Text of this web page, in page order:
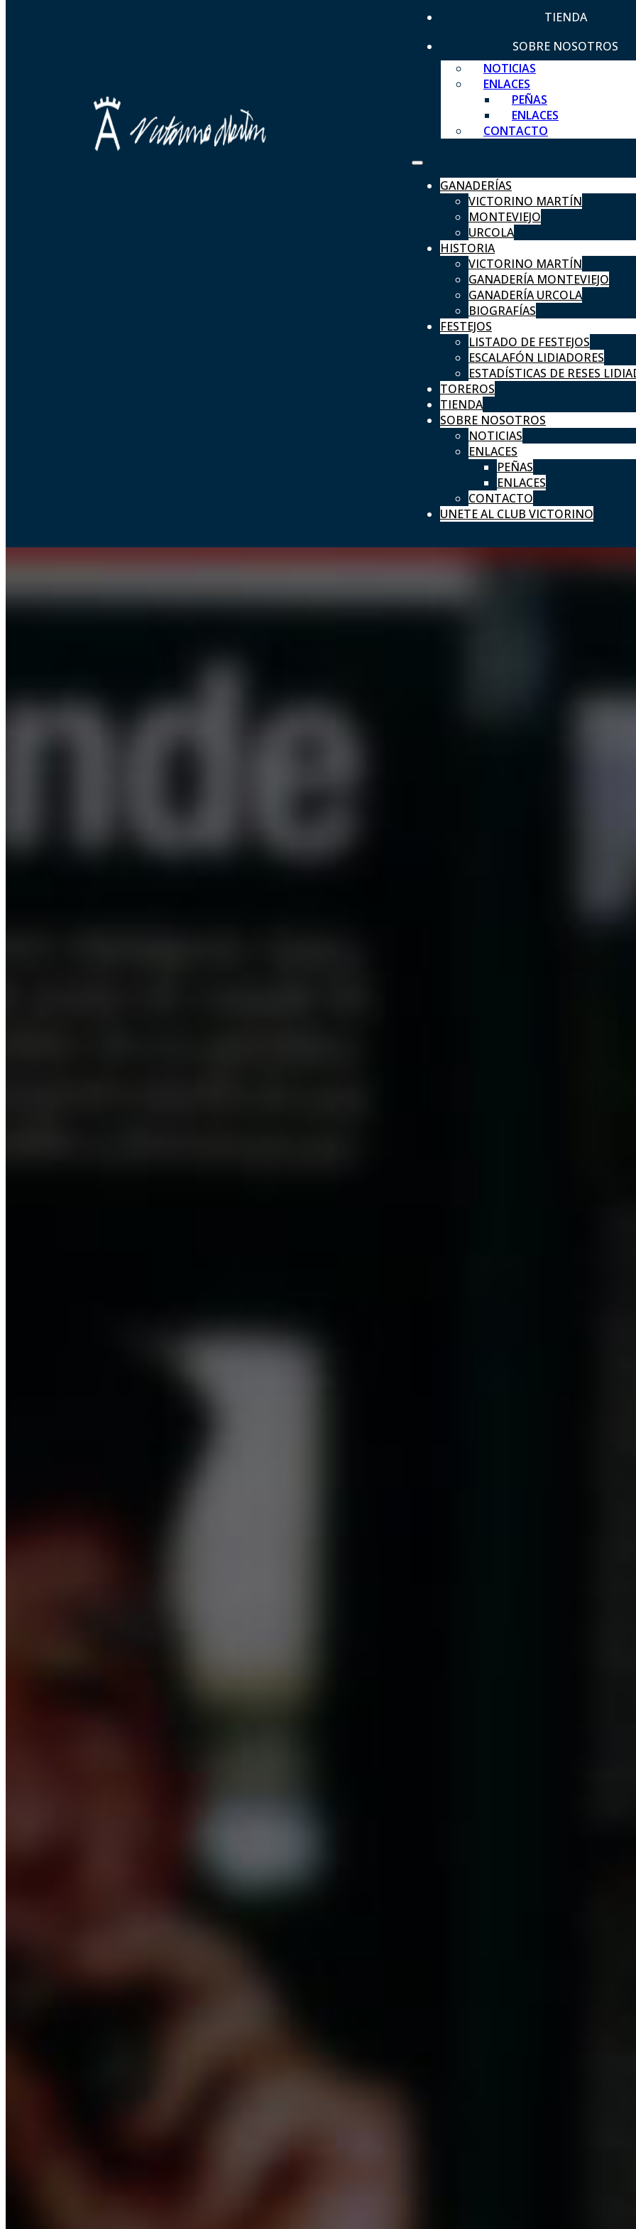
TIENDA
SOBRE NOSOTROS
NOTICIAS
ENLACES
PEÑAS
ENLACES
CONTACTO
GANADERÍAS
VICTORINO MARTÍN
MONTEVIEJO
URCOLA
HISTORIA
VICTORINO MARTÍN
GANADERÍA MONTEVIEJO
GANADERÍA URCOLA
BIOGRAFÍAS
FESTEJOS
LISTADO DE FESTEJOS
ESCALAFÓN LIDIADORES
ESTADÍSTICAS DE RESES
TOREROS
TIENDA
SOBRE NOSOTROS
NOTICIAS
ENLACES
PEÑAS
ENLACES
CONTACTO
UNETE AL CLUB VICTORINO